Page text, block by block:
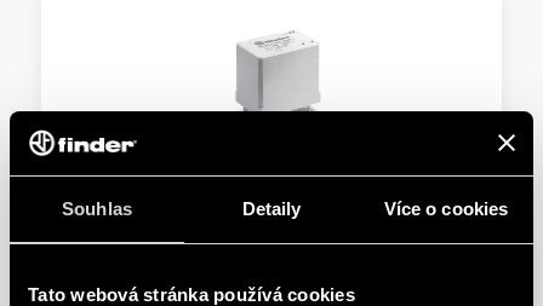
Souhlas Detaily Více o cookies
Tato webová stránka používá cookies
TYP 56.34T - VÝKONOVÉ RELÉ PRO DRÁŽNÍ
VOZIDLA
splňuje ČSN EN 45545-2:2013 v částech protipožární